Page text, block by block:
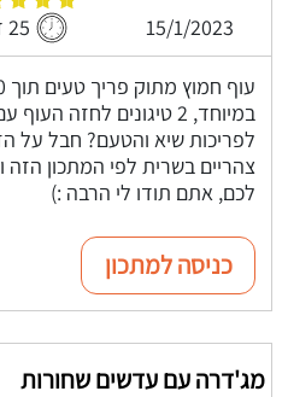
15/1/2023 25 דקות
במיוחד, 2 טיגונים לחזה
לפריכות שיא והטעם? חבל על
צהריים בשרית לפי המתכון הזה
לכם, אתם תודו לי הרבה :)
כניסה למתכון
מג'דרה עם עדשים שחורות